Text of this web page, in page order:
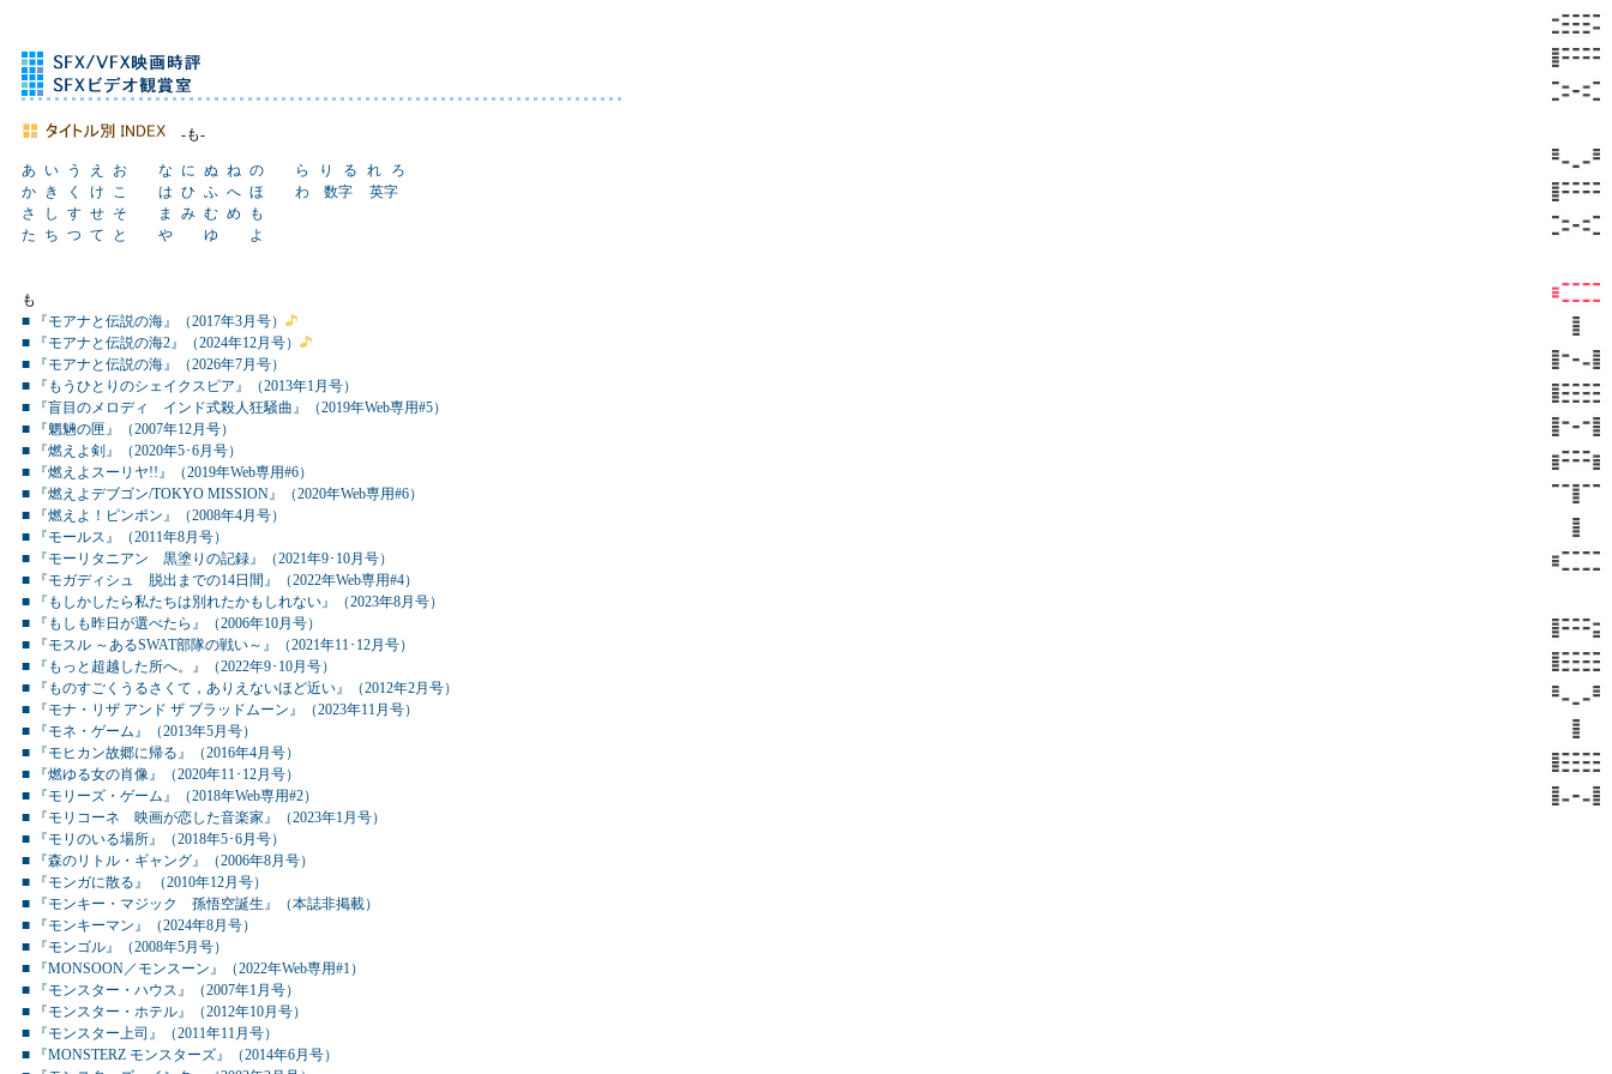
-も-
あ い う え お な に ぬ ね の ら り る れ
ろ
か き く け こ は ひ ふ へ ほ わ 数字
英字
さ
し す せ そ ま み む め
も
た
ち つ て と や ゆ よ
も
■ 『モアナと伝説の海』（2017年3月号）
■ 『モアナと伝説の海2』（2024年12月号）
■ 『モアナと伝説の海』（2026年7月号）
■ 『もうひとりのシェイクスピア』（2013年1月号）
■ 『盲目のメロディ インド式殺人狂騒曲』（2019年Web専用#5）
■ 『魍魎の匣』（2007年12月号）
■ 『燃えよ剣』（2020年5･6月号）
■ 『燃えよスーリヤ!!』（2019年Web専用#6）
■ 『燃えよデブゴン/TOKYO MISSION』（2020年Web専用#6）
■ 『燃えよ！ピンポン』（2008年4月号）
■ 『モールス』（2011年8月号）
■ 『モーリタニアン 黒塗りの記録』（2021年9･10月号）
■ 『モガディシュ 脱出までの14日間』（2022年Web専用#4）
■ 『もしかしたら私たちは別れたかもしれない』（2023年8月号）
■ 『もしも昨日が選べたら』（2006年10月号）
■ 『モスル ～あるSWAT部隊の戦い～』（2021年11･12月号）
■ 『もっと超越した所へ。』（2022年9･10月号）
■ 『ものすごくうるさくて，ありえないほど近い』（2012年2月号）
■ 『モナ・リザ アンド ザ ブラッドムーン』（2023年11月号）
■ 『モネ・ゲーム』（2013年5月号）
■ 『モヒカン故郷に帰る』（2016年4月号）
■ 『燃ゆる女の肖像』（2020年11･12月号）
■ 『モリーズ・ゲーム』（2018年Web専用#2）
■ 『モリコーネ 映画が恋した音楽家』（2023年1月号）
■ 『モリのいる場所』（2018年5･6月号）
■ 『森のリトル・ギャング』（2006年8月号）
■ 『モンガに散る』 （2010年12月号）
■ 『モンキー・マジック 孫悟空誕生』（本誌非掲載）
■ 『モンキーマン』（2024年8月号）
■ 『モンゴル』（2008年5月号）
■ 『MONSOON／モンスーン』（2022年Web専用#1）
■ 『モンスター・ハウス』（2007年1月号）
■ 『モンスター・ホテル』（2012年10月号）
■ 『モンスター上司』（2011年11月号）
■ 『MONSTERZ モンスターズ』（2014年6月号）